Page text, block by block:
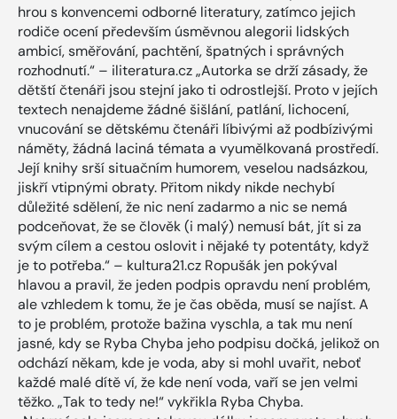
hrou s konvencemi odborné literatury, zatímco jejich
rodiče ocení především úsměvnou alegorii lidských
ambicí, směřování, pachtění, špatných i správných
rozhodnutí.“ – iliteratura.cz „Autorka se drží zásady, že
dětští čtenáři jsou stejní jako ti odrostlejší. Proto v jejích
textech nenajdeme žádné šišlání, patlání, lichocení,
vnucování se dětskému čtenáři líbivými až podbízivými
náměty, žádná laciná témata a vyumělkovaná prostředí.
Její knihy srší situačním humorem, veselou nadsázkou,
jiskří vtipnými obraty. Přitom nikdy nikde nechybí
důležité sdělení, že nic není zadarmo a nic se nemá
podceňovat, že se člověk (i malý) nemusí bát, jít si za
svým cílem a cestou oslovit i nějaké ty potentáty, když
je to potřeba.“ – kultura21.cz Ropušák jen pokýval
hlavou a pravil, že jeden podpis opravdu není problém,
ale vzhledem k tomu, že je čas oběda, musí se najíst. A
to je problém, protože bažina vyschla, a tak mu není
jasné, kdy se Ryba Chyba jeho podpisu dočká, jelikož on
odchází někam, kde je voda, aby si mohl uvařit, neboť
každé malé dítě ví, že kde není voda, vaří se jen velmi
těžko. „Tak to tedy ne!“ vykřikla Ryba Chyba.